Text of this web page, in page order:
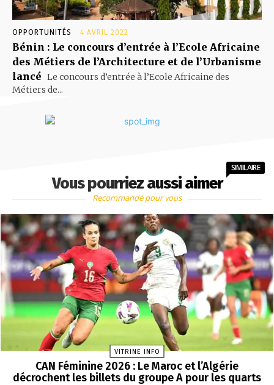
OPPORTUNITÉS 4 AVRIL 2022
Bénin : Le concours d’entrée à l’Ecole Africaine
des Métiers de l’Architecture et de l’Urbanisme
lancé Le concours d’entrée à l’Ecole Africaine des
Métiers de...
Vous pourriez aussi aimer
SIMILAIRE
Recommandé pour vous
VITRINE INFO
CAN Féminine 2026 : Le Maroc et l’Algérie
décrochent les billets du groupe A pour les quarts